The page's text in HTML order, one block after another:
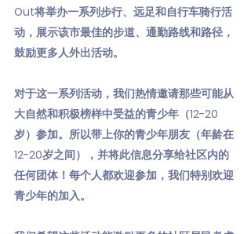
Out将举办一系列步行、远足和自行车骑行活
动，展示该市最佳的步道、通勤路线和路径，
鼓励更多人外出活动。
对于这一系列活动，我们热情邀请那些可能从
大自然和积极榜样中受益的青少年（12-20
岁）参加。所以带上你的青少年朋友（年龄在
12-20岁之间），并将此信息分享给社区内的
任何团体！每个人都欢迎参加，我们特别欢迎
青少年的加入。